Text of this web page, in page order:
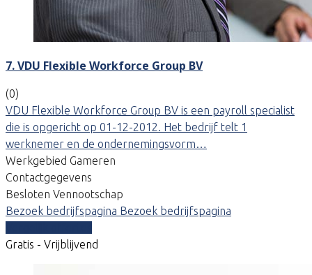
7. VDU Flexible Workforce Group BV
(0)
VDU Flexible Workforce Group BV is een payroll specialist
die is opgericht op 01-12-2012. Het bedrijf telt 1
werknemer en de ondernemingsvorm…
Werkgebied Gameren
Contactgegevens
Besloten Vennootschap
Bezoek bedrijfspagina Bezoek bedrijfspagina
Gratis - Vrijblijvend